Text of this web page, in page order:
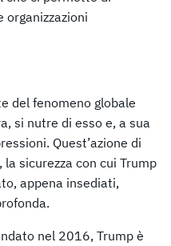
del fenomeno globale
si nutre di esso e, a sua
Quest’azione di
sicurezza con cui Trump
appena insediati,
nel 2016, Trump è